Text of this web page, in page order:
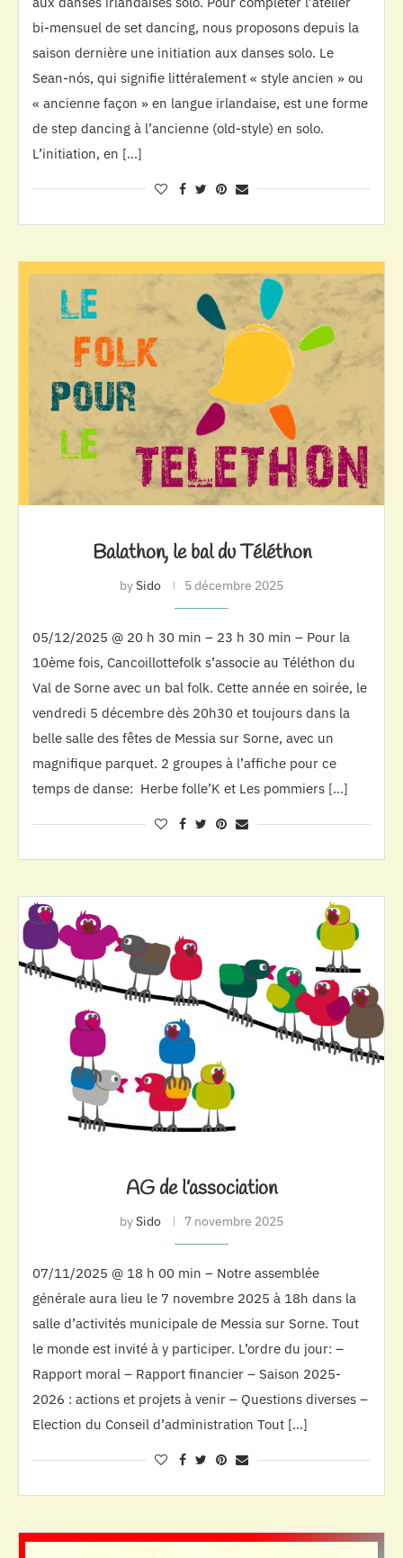
bi-mensuel de set dancing, nous proposons depuis la
saison dernière une initiation aux danses solo. Le
Sean-nós, qui signifie littéralement « style ancien » ou
« ancienne façon » en langue irlandaise, est une forme
de step dancing à l’ancienne (old-style) en solo.
L’initiation, en […]
Balathon, le bal du Téléthon
bySido 5 décembre 2025
05/12/2025 @ 20 h 30 min – 23 h 30 min – Pour la
10ème fois, Cancoillottefolk s’associe au Téléthon du
Val de Sorne avec un bal folk. Cette année en soirée, le
vendredi 5 décembre dès 20h30 et toujours dans la
belle salle des fêtes de Messia sur Sorne, avec un
magnifique parquet. 2 groupes à l’affiche pour ce
temps de danse: Herbe folle’K et Les pommiers […]
AG de l’association
bySido 7 novembre 2025
07/11/2025 @ 18 h 00 min – Notre assemblée
générale aura lieu le 7 novembre 2025 à 18h dans la
salle d’activités municipale de Messia sur Sorne. Tout
le monde est invité à y participer. L’ordre du jour: –
Rapport moral – Rapport financier – Saison 2025-
2026 : actions et projets à venir – Questions diverses –
Election du Conseil d’administration Tout […]